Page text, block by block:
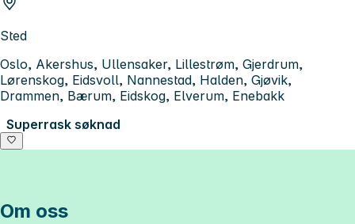
Sted
Oslo, Akershus, Ullensaker, Lillestrøm, Gjerdrum,
Lørenskog, Eidsvoll, Nannestad, Halden, Gjøvik,
Drammen, Bærum, Eidskog, Elverum, Enebakk
Superrask søknad
Om oss